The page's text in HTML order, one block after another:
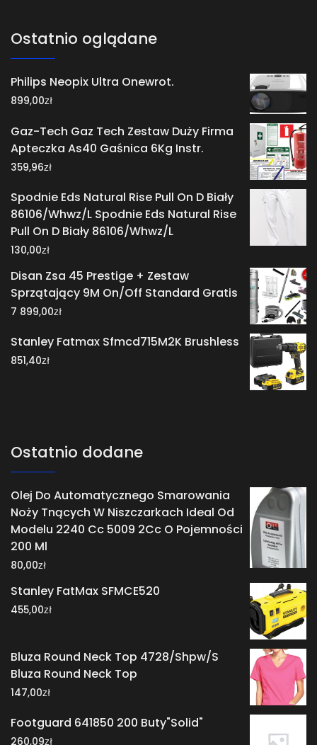
Ostatnio oglądane
Philips Neopix Ultra Onewrot.
899,00zł
Gaz-Tech Gaz Tech Zestaw Duży Firma
Apteczka As40 Gaśnica 6Kg Instr.
359,96zł
Spodnie Eds Natural Rise Pull On D Biały
86106/Whwz/L Spodnie Eds Natural Rise
Pull On D Biały 86106/Whwz/L
130,00zł
Disan Zsa 45 Prestige + Zestaw
Sprzątający 9M On/Off Standard Gratis
7 899,00zł
Stanley Fatmax Sfmcd715M2K Brushless
851,40zł
Ostatnio dodane
Olej Do Automatycznego Smarowania
Noży Tnących W Niszczarkach Ideal Od
Modelu 2240 Cc 5009 2Cc O Pojemności
200 Ml
80,00zł
Stanley FatMax SFMCE520
455,00zł
Bluza Round Neck Top 4728/Shpw/S
Bluza Round Neck Top
147,00zł
Footguard 641850 200 Buty"Solid"
260,09zł